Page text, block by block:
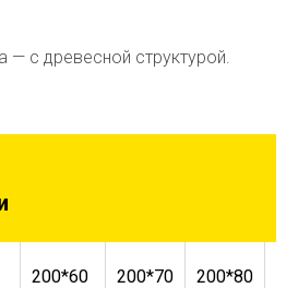
— с древесной структурой.
200*60 200*70 200*80